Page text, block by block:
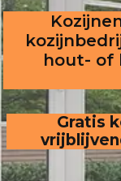
hout- of
Gratis kozijn